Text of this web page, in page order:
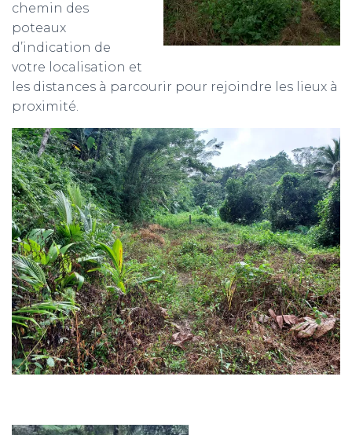
chemin des
poteaux
d’indication de
votre localisation et
les distances à parcourir pour rejoindre les lieux à
proximité.